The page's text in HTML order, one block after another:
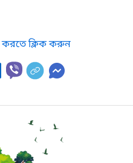
করতে ক্লিক করুন